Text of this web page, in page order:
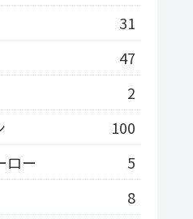
31
47
2
100
ロー
5
8